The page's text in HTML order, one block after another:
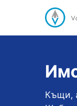
Къщи,